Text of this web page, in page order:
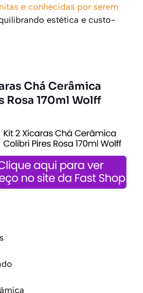
e conhecidas por serem
estética e custo-
Chá Cerâmica
Rosa 170ml Wolff